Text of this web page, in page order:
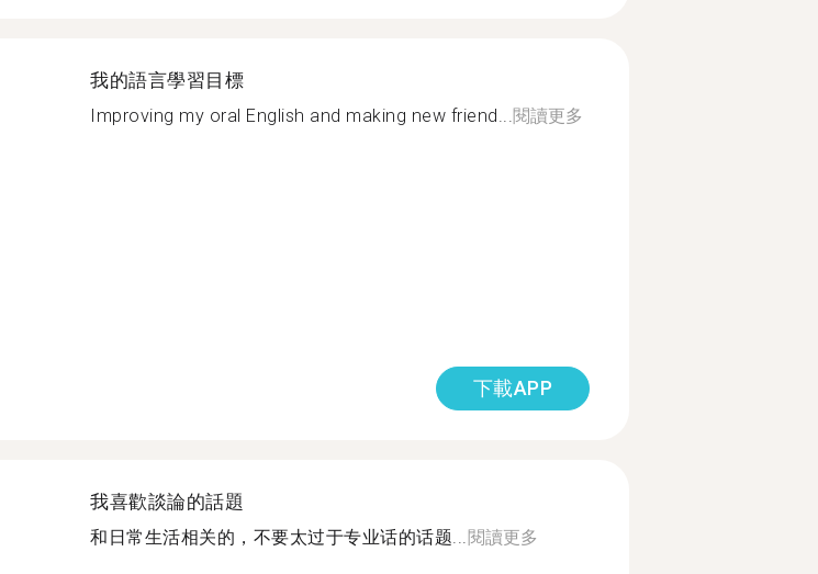
我的語言學習目標
Improving my oral English and making new friend...閱讀更多
下載APP
我喜歡談論的話題
和日常生活相关的，不要太过于专业话的话题...閱讀更多